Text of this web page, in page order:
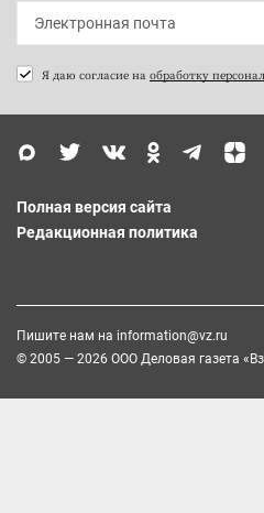
Я даю согласие на обработку
Полная версия сайта
Редакционная политика
Пишите нам на information@vz.ru
© 2005 — 2026 ООО Деловая газета